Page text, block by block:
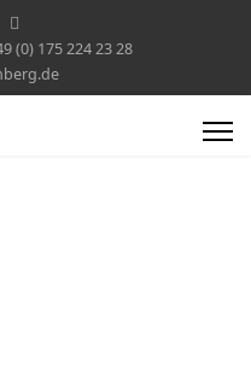
(0) 175 224 23 28